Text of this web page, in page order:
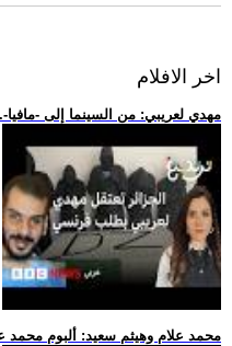
اخر الافلام
.. مهدي لعريبي: من السينما إلى -
.. محمد علام وهيثم سعيد: ألبوم محمد